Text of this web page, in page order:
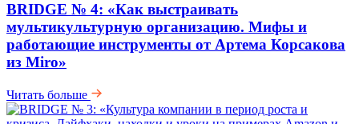
BRIDGE № 4: «Как выстраивать
мультикультурную организацию. Мифы и
работающие инструменты от Артема Корсакова
из Miro»
Читать больше